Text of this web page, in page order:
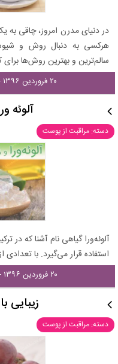
در دنیای مدرن امروز، چاقی
هرکسی به دنبال روش و
سالم‌ترین و بهترین روش‌ها
۲۰ فروردین ۱۳۹۶ - ۱۳:۰۱
آلوئه‌
دسته: مراقبت از پوست
آلوئه‌ورا گیاهی نام آشنا که در
استفاده قرار می‌گیرد. با تعدادی
۲۰ فروردین ۱۳۹۶ - ۱۲:۵۷
زیبایی
دسته: مراقبت از پوست